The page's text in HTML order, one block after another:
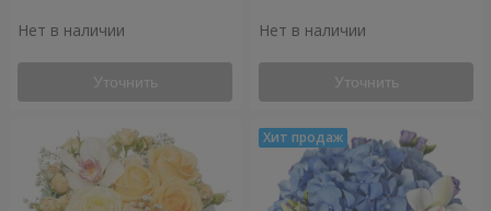
Нет в наличии
Уточнить
Нет в наличии
Уточнить